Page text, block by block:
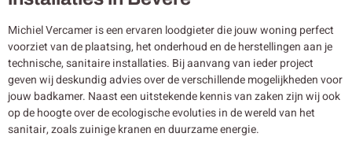
Michiel Vercamer is een ervaren loodgieter die jouw woning perfect
voorziet van de plaatsing, het onderhoud en de herstellingen aan je
technische, sanitaire installaties. Bij aanvang van ieder project
geven wij deskundig advies over de verschillende mogelijkheden voor
jouw badkamer. Naast een uitstekende kennis van zaken zijn wij ook
op de hoogte over de ecologische evoluties in de wereld van het
sanitair, zoals zuinige kranen en duurzame energie.